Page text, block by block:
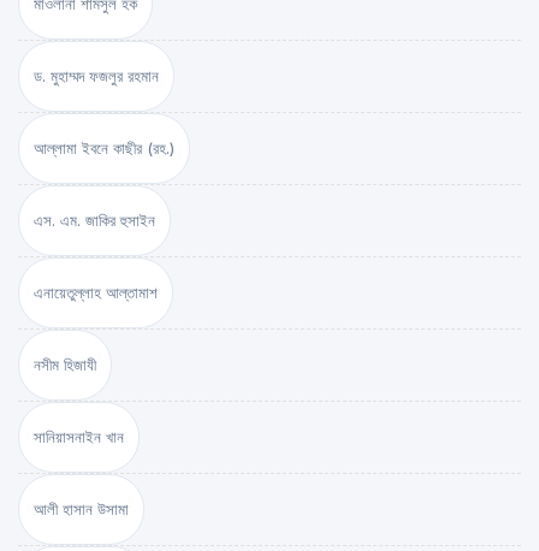
মাওলানা শামসুল হক
ড. মুহাম্মদ ফজলুর রহমান
আল্লামা ইবনে কাছীর (রহ.)
এস. এম. জাকির হুসাইন
এনায়েতুল্লাহ আল্‌তামাশ
নসীম হিজাযী
সানিয়াসনাইন খান
আলী হাসান উসামা